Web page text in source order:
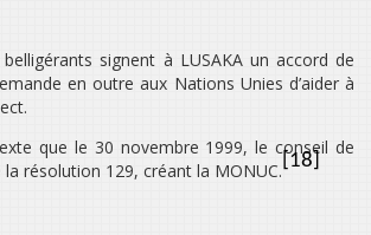
signent à LUSAKA un accord de
en outre aux Nations Unies d’aider à
que le 30 novembre 1999, le conseil de
la résolution 129, créant la MONUC.[18]